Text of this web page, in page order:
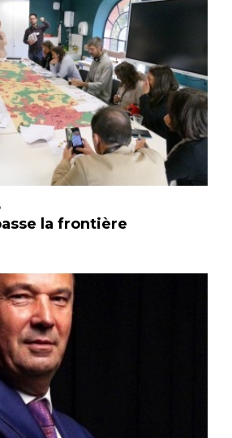
la frontière